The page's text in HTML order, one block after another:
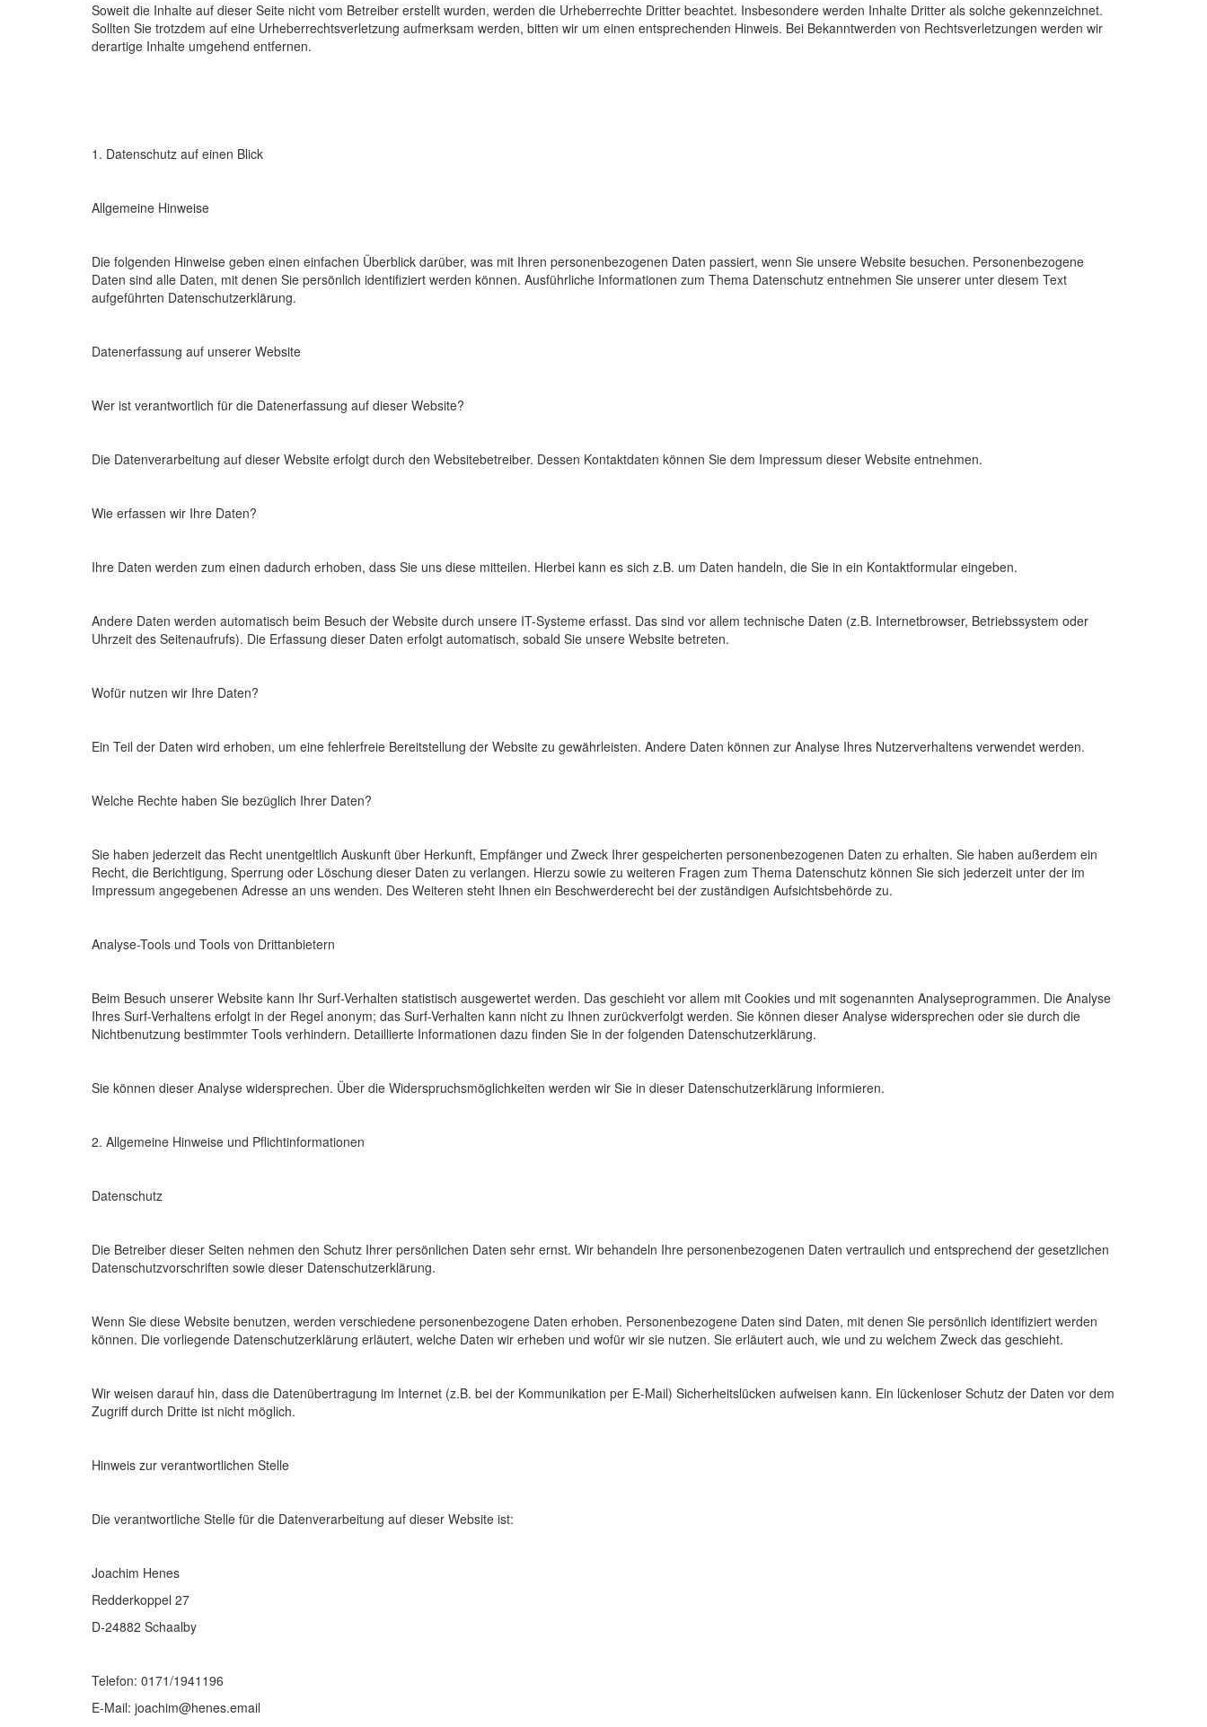
Soweit die Inhalte auf dieser Seite nicht vom Betreiber erstellt wurden, werden die Urheberrechte Dritter beachtet. Insbesondere werden Inhalte Dritter als solche gekennzeichnet.
Sollten Sie trotzdem auf eine Urheberrechtsverletzung aufmerksam werden, bitten wir um einen entsprechenden Hinweis. Bei Bekanntwerden von Rechtsverletzungen werden wir
derartige Inhalte umgehend entfernen.
1. Datenschutz auf einen Blick
Allgemeine Hinweise
Die folgenden Hinweise geben einen einfachen Überblick darüber, was mit Ihren personenbezogenen Daten passiert, wenn Sie unsere Website besuchen. Personenbezogene
Daten sind alle Daten, mit denen Sie persönlich identifiziert werden können. Ausführliche Informationen zum Thema Datenschutz entnehmen Sie unserer unter diesem Text
aufgeführten Datenschutzerklärung.
Datenerfassung auf unserer Website
Wer ist verantwortlich für die Datenerfassung auf dieser Website?
Die Datenverarbeitung auf dieser Website erfolgt durch den Websitebetreiber. Dessen Kontaktdaten können Sie dem Impressum dieser Website entnehmen.
Wie erfassen wir Ihre Daten?
Ihre Daten werden zum einen dadurch erhoben, dass Sie uns diese mitteilen. Hierbei kann es sich z.B. um Daten handeln, die Sie in ein Kontaktformular eingeben.
Andere Daten werden automatisch beim Besuch der Website durch unsere IT-Systeme erfasst. Das sind vor allem technische Daten (z.B. Internetbrowser, Betriebssystem oder
Uhrzeit des Seitenaufrufs). Die Erfassung dieser Daten erfolgt automatisch, sobald Sie unsere Website betreten.
Wofür nutzen wir Ihre Daten?
Ein Teil der Daten wird erhoben, um eine fehlerfreie Bereitstellung der Website zu gewährleisten. Andere Daten können zur Analyse Ihres Nutzerverhaltens verwendet werden.
Welche Rechte haben Sie bezüglich Ihrer Daten?
Sie haben jederzeit das Recht unentgeltlich Auskunft über Herkunft, Empfänger und Zweck Ihrer gespeicherten personenbezogenen Daten zu erhalten. Sie haben außerdem ein
Recht, die Berichtigung, Sperrung oder Löschung dieser Daten zu verlangen. Hierzu sowie zu weiteren Fragen zum Thema Datenschutz können Sie sich jederzeit unter der im
Impressum angegebenen Adresse an uns wenden. Des Weiteren steht Ihnen ein Beschwerderecht bei der zuständigen Aufsichtsbehörde zu.
Analyse-Tools und Tools von Drittanbietern
Beim Besuch unserer Website kann Ihr Surf-Verhalten statistisch ausgewertet werden. Das geschieht vor allem mit Cookies und mit sogenannten Analyseprogrammen. Die Analyse
Ihres Surf-Verhaltens erfolgt in der Regel anonym; das Surf-Verhalten kann nicht zu Ihnen zurückverfolgt werden. Sie können dieser Analyse widersprechen oder sie durch die
Nichtbenutzung bestimmter Tools verhindern. Detaillierte Informationen dazu finden Sie in der folgenden Datenschutzerklärung.
Sie können dieser Analyse widersprechen. Über die Widerspruchsmöglichkeiten werden wir Sie in dieser Datenschutzerklärung informieren.
2. Allgemeine Hinweise und Pflichtinformationen
Datenschutz
Die Betreiber dieser Seiten nehmen den Schutz Ihrer persönlichen Daten sehr ernst. Wir behandeln Ihre personenbezogenen Daten vertraulich und entsprechend der gesetzlichen
Datenschutzvorschriften sowie dieser Datenschutzerklärung.
Wenn Sie diese Website benutzen, werden verschiedene personenbezogene Daten erhoben. Personenbezogene Daten sind Daten, mit denen Sie persönlich identifiziert werden
können. Die vorliegende Datenschutzerklärung erläutert, welche Daten wir erheben und wofür wir sie nutzen. Sie erläutert auch, wie und zu welchem Zweck das geschieht.
Wir weisen darauf hin, dass die Datenübertragung im Internet (z.B. bei der Kommunikation per E-Mail) Sicherheitslücken aufweisen kann. Ein lückenloser Schutz der Daten vor dem
Zugriff durch Dritte ist nicht möglich.
Hinweis zur verantwortlichen Stelle
Die verantwortliche Stelle für die Datenverarbeitung auf dieser Website ist:
Joachim Henes
Redderkoppel 27
D-24882 Schaalby
Telefon: 0171/1941196
E-Mail: joachim@henes.email